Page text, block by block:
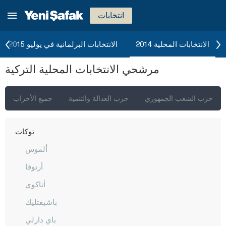
انتخابات
الانتخابات البرلمانية في يوليو 2015 الانتخابات المحلية 2014
مرشحي الانتخابات المحلية التركية
جميع الأحزاب حزب العدالة والتنمية حزب الشعب الجمهوري
شانلي أورفا
سيرت
سينوب
شرناق
تكيرداغ
توكات
ألموس
أرتوفا
أتاكوي
باشيفتليك
باي دارلي